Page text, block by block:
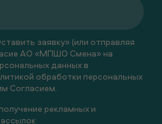
заявку» (или отправляя
АО «МПШО Смена» на
данных в
обработки персональных
Согласием.
рекламных и